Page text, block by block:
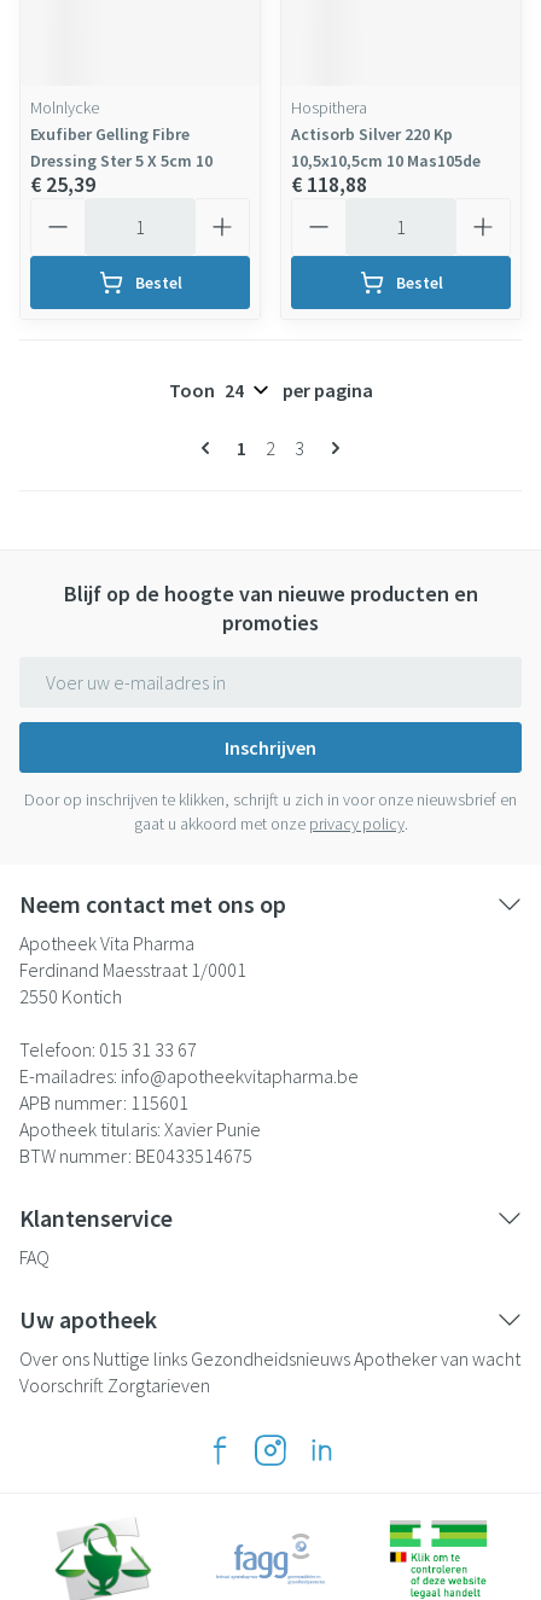
Molnlycke
Exufiber Gelling Fibre
Dressing Ster 5 X 5cm 10
€ 25,39
Bestel
Hospithera
Actisorb Silver 220 Kp
10,5x10,5cm 10 Mas105de
€ 118,88
Bestel
Pagina's
U lees momenteel pagina
1 Pagina
2 Pagina
3
Toon per pagina
Blijf op de hoogte van nieuwe producten en
promoties
Inschrijven
Door op inschrijven te klikken, schrijft u zich in voor onze nieuwsbrief en
gaat u akkoord met onze privacy policy.
Neem contact met ons op
Apotheek Vita Pharma
Ferdinand Maesstraat 1/0001
2550 Kontich
Telefoon: 015 31 33 67
E-mailadres: info@apotheekvitapharma.be
APB nummer: 115601
Apotheek titularis: Xavier Punie
BTW nummer: BE0433514675
Klantenservice
FAQ
Uw apotheek
Over ons Nuttige links GezondheidsnieuwsApotheker van wacht
Voorschrift Zorgtarieven